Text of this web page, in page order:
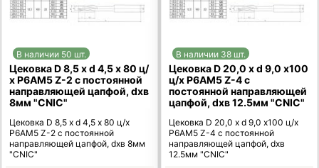
В наличии 50 шт.
Цековка D 8,5 х d 4,5 х 80 ц/
х Р6АМ5 Z-2 с постоянной
направляющей цапфой, dхв
8мм "CNIC"
Цековка D 8,5 х d 4,5 х 80 ц/х
Р6АМ5 Z-2 с постоянной
направляющей цапфой, dхв 8мм
"CNIC"
В наличии 38 шт.
Цековка D 20,0 х d 9,0 х100
ц/х Р6АМ5 Z-4 с
постоянной направляющей
цапфой, dхв 12.5мм "CNIC"
Цековка D 20,0 х d 9,0 х100 ц/х
Р6АМ5 Z-4 с постоянной
направляющей цапфой, dхв
12.5мм "CNIC"